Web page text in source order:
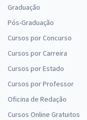
Graduação
Pós-Graduação
Cursos por Concurso
Cursos por Carreira
Cursos por Estado
Cursos por Professor
Oficina de Redação
Cursos Online Gratuitos